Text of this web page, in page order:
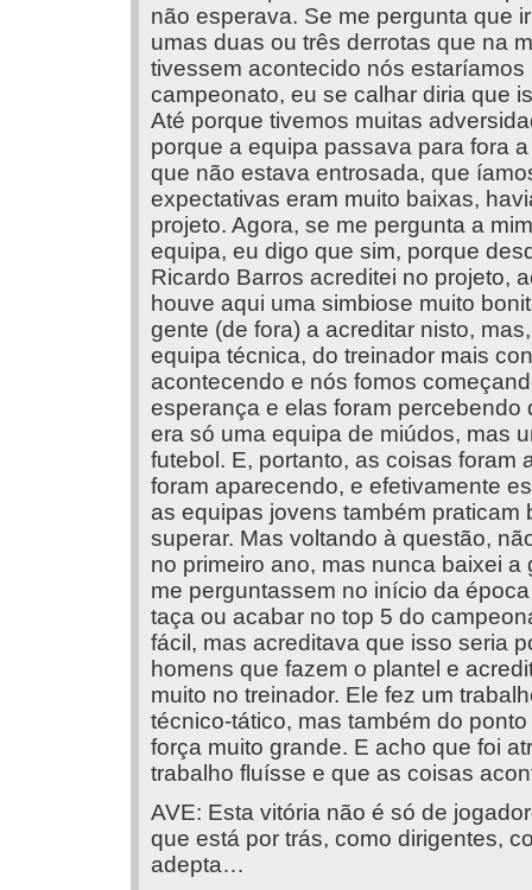
não esperava. Se me pergunta que
umas duas ou três derrotas que na
tivessem acontecido nós estaríamos
campeonato, eu se calhar diria que
Até porque tivemos muitas
porque a equipa passava para fora
que não estava entrosada, que
expectativas eram muito baixas,
projeto. Agora, se me pergunta a
equipa, eu digo que sim, porque
Ricardo Barros acreditei no projeto,
houve aqui uma simbiose muito
gente (de fora) a acreditar nisto,
equipa técnica, do treinador mais
acontecendo e nós fomos
esperança e elas foram
era só uma equipa de miúdos, mas
futebol. E, portanto, as coisas foram
foram aparecendo, e efetivamente
as equipas jovens também
superar. Mas voltando à questão,
no primeiro ano, mas nunca baixei
me perguntassem no início da
taça ou acabar no top 5 do
fácil, mas acreditava que isso seria
homens que fazem o plantel e
muito no treinador. Ele fez um
técnico-tático, mas também do
força muito grande. E acho que foi
trabalho fluísse e que as coisas
AVE: Esta vitória não é só de
que está por trás, como dirigentes,
adepta…